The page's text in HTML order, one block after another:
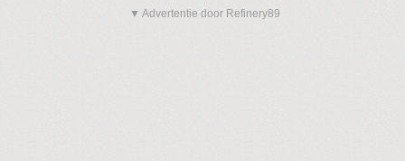
▼ Advertentie door Refinery89